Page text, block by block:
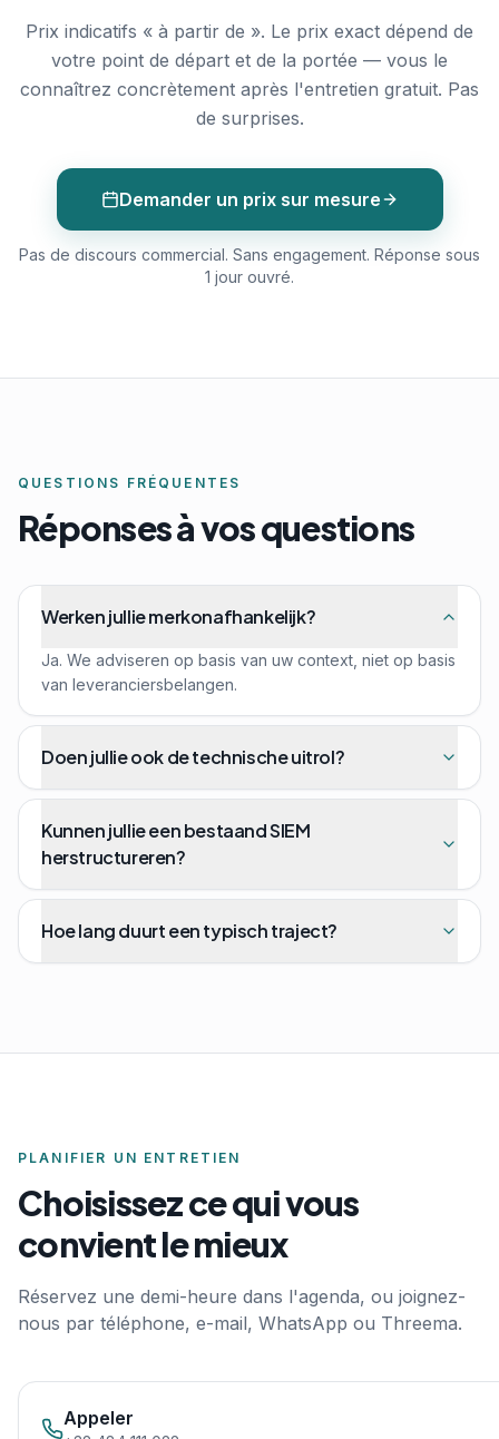
Prix indicatifs « à partir de ». Le prix exact dépend de
votre point de départ et de la portée — vous le
connaîtrez concrètement après l'entretien gratuit. Pas
de surprises.
Demander un prix sur mesure
Pas de discours commercial. Sans engagement. Réponse sous
1 jour ouvré.
QUESTIONS FRÉQUENTES
Réponses à vos questions
Werken jullie merkonafhankelijk?
Ja. We adviseren op basis van uw context, niet op basis
van leveranciersbelangen.
Doen jullie ook de technische uitrol?
Kunnen jullie een bestaand SIEM
herstructureren?
Hoe lang duurt een typisch traject?
PLANIFIER UN ENTRETIEN
Choisissez ce qui vous
convient le mieux
Réservez une demi-heure dans l'agenda, ou joignez-
nous par téléphone, e-mail, WhatsApp ou Threema.
Appeler